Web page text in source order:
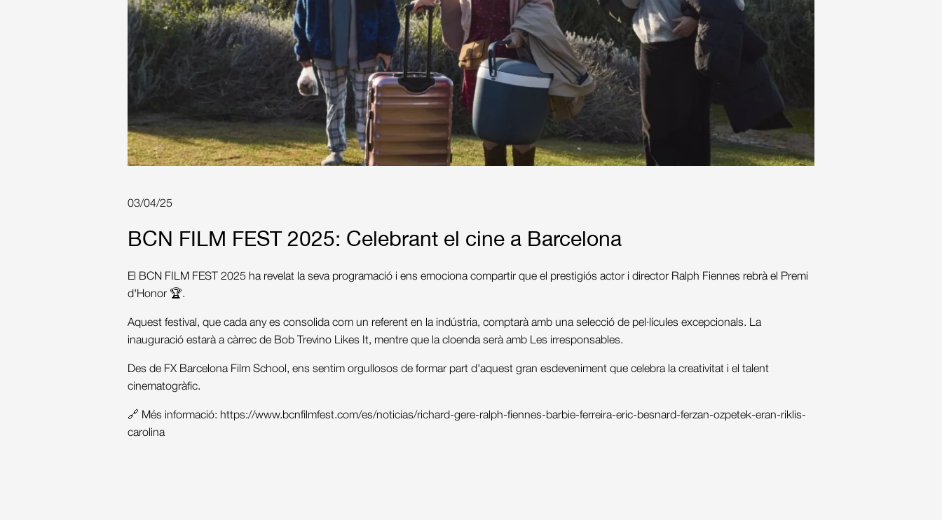
03/04/25
BCN FILM FEST 2025: Celebrant el cine a Barcelona
El BCN FILM FEST 2025 ha revelat la seva programació i ens emociona compartir que el prestigiós actor i director Ralph Fiennes rebrà el Premi
d'Honor 🏆.
Aquest festival, que cada any es consolida com un referent en la indústria, comptarà amb una selecció de pel·lícules excepcionals. La
inauguració estarà a càrrec de Bob Trevino Likes It, mentre que la cloenda serà amb Les irresponsables.
Des de FX Barcelona Film School, ens sentim orgullosos de formar part d'aquest gran esdeveniment que celebra la creativitat i el talent
cinematogràfic.
🔗 Més informació: https://www.bcnfilmfest.com/es/noticias/richard-gere-ralph-fiennes-barbie-ferreira-eric-besnard-ferzan-ozpetek-eran-riklis-
carolina